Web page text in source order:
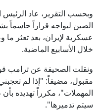
وبحسب التقرير، عاد الرئيس
الصين ليواجه قراراً حاسماً
عسكرية لإيران، بعد تعثر
خلال الأسابيع الماضية.
ونقلت الصحيفة عن ترامب
مقبول، مضيفاً: "إذا لم
المهملات"، مكرراً تهديده
سيتم تدميرها".